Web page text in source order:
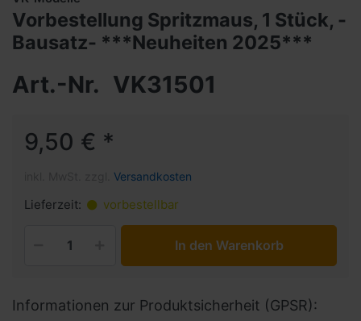
Vorbestellung Spritzmaus, 1 Stück, -
Bausatz- ***Neuheiten 2025***
Art.-Nr. VK31501
9,50 € *
Versandkosten
Lieferzeit: vorbestellbar
In den Warenkorb
Informationen zur Produktsicherheit (GPSR):